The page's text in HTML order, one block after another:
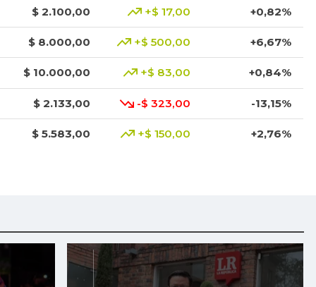
$ 2.100,00 +$ 17,00 +0,82%
$ 8.000,00 +$ 500,00 +6,67%
$ 10.000,00 +$ 83,00 +0,84%
$ 2.133,00 -$ 323,00 -13,15%
$ 5.583,00 +$ 150,00 +2,76%
$ 1.917,00 -$ 16,00 -0,83%